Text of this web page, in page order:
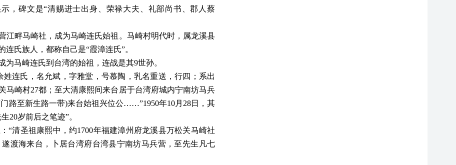
，碑文是“清赐进士出身、荣禄大夫、礼部尚书、郡人蔡
江畔马崎社，成为马崎连氏始祖。马崎村明代时，属龙溪县
氏族人，都称自己是“霞漳连氏”。
为马崎连氏到台湾的始祖，连战是其9世孙。
姓连氏，名允斌，字雅堂，号慕陶，乳名重送，行四；系出
马崎村27都；至大清康熙间来台居于台湾府城内宁南坊马兵
路至新生路一带)来台始祖兴位公……”1950年10月28日，其
20岁前后之笔迹”。
“清圣祖康熙中，约1700年福建漳州府龙溪县万松关马崎社
渡海来台，卜居台湾府台湾县宁南坊马兵营，至先生凡七